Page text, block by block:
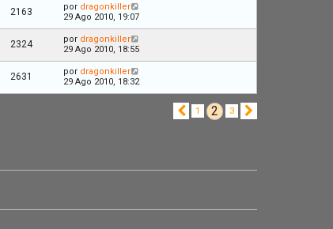
2163 por dragonkiller
29 Ago 2010, 19:07
2324 por dragonkiller
29 Ago 2010, 18:55
2631 por dragonkiller
29 Ago 2010, 18:32
A
n
o
1 2 3